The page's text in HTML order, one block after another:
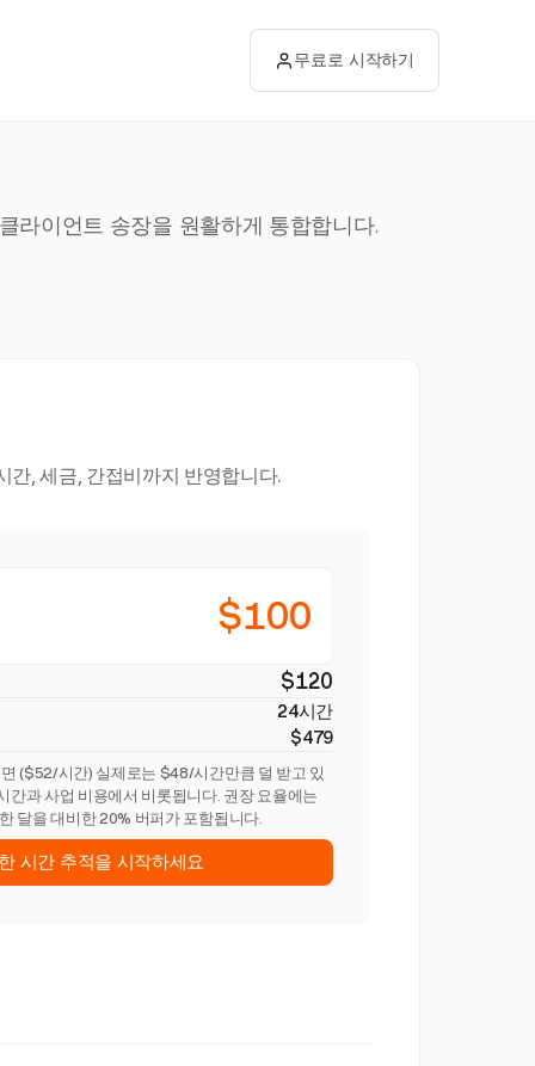
무료로 시작하기
라이언트 송장을 원활하게 통합합니다.
간, 세금, 간접비까지 반영합니다.
$100
$120
24시간
$479
($52/시간) 실제로는 $48/시간만큼 덜 받고 있
간과 사업 비용에서 비롯됩니다. 권장 요율에는
달을 대비한 20% 버퍼가 포함됩니다.
시간 추적을 시작하세요